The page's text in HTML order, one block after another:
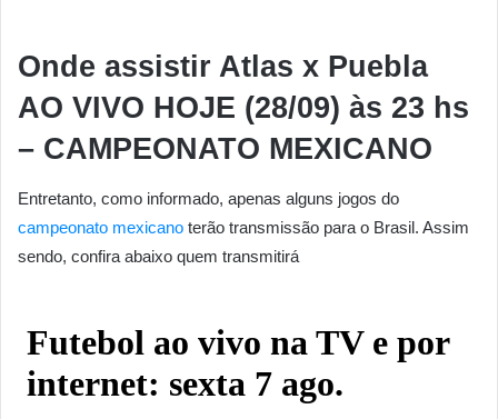
Onde assistir Atlas x Puebla
AO VIVO HOJE (28/09) às 23 hs
– CAMPEONATO MEXICANO
Entretanto, como informado, apenas alguns jogos do
campeonato mexicano terão transmissão para o Brasil. Assim
sendo, confira abaixo quem transmitirá